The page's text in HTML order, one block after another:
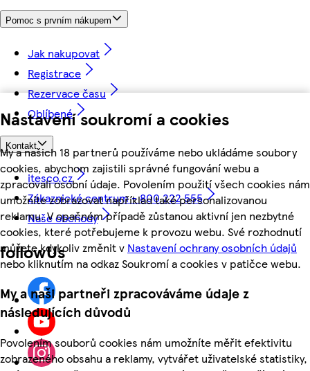
Nastavení soukromí a cookies
My a našich 18 partnerů používáme nebo ukládáme soubory
cookies, abychom zajistili správné fungování webu a
zpracovali osobní údaje. Povolením použití všech cookies nám
umožníte zobrazovat například také personalizovanou
reklamu. V opačném případě zůstanou aktivní jen nezbytné
cookies, které potřebujeme k provozu webu. Své rozhodnutí
můžete kdykoliv změnit v Nastavení ochrany osobních údajů
nebo kliknutím na odkaz Soukromí a cookies v patičce webu.
My a naši partneři zpracováváme údaje z
následujících důvodů
Povolením souborů cookies nám umožníte měřit efektivitu
zobrazeného obsahu a reklamy, vytvářet uživatelské statistiky,
Pomoc s prvním nákupem
Jak nakupovat
Registrace
Rezervace času
Oblíbené
Kontakt
itesco.cz
Zákaznické centrum - 800 222 555
Naše obchody
followUs